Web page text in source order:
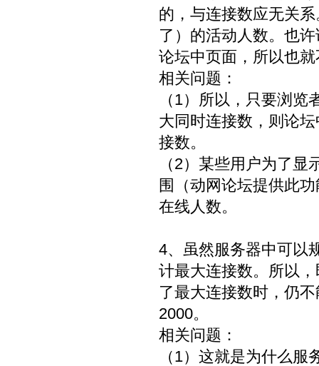
的，与连接数应无关
了）的活动人数。也
论坛中页面，所以也
相关问题：
（1）所以，只要浏
大同时连接数，则论
接数。
（2）某些用户为了
围（动网论坛提供此
在线人数。
4、虽然服务器中可以
计最大连接数。所以
了最大连接数时，仍
2000。
相关问题：
（1）这就是为什么